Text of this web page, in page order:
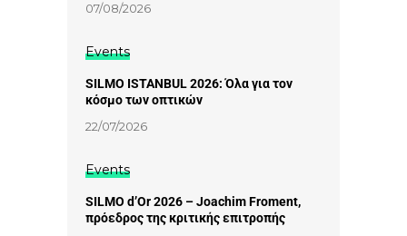
07/08/2026
Events
SILMO ISTANBUL 2026: Όλα για τον
κόσμο των οπτικών
22/07/2026
Events
SILMO d’Or 2026 – Joachim Froment,
πρόεδρος της κριτικής επιτροπής